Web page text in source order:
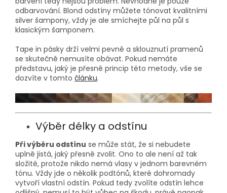
odbarvování. Blond odstíny můžete tónovat kvalitními
silver šampony, vždy je ale smíchejte půl na půl s
klasickým šamponem.
Tape in pásky drží velmi pevně a sklouznutí pramenů
se skutečně nemusíte obávat. Pokud nemáte
představu, jaký je přesně princip této metody, vše se
dozvíte v tomto článku.
Výběr délky a odstínu
Při výběru odstínu se může stát, že si nebudete
uplně jistá, jaký přesně zvolit. Ono to ale není až tak
složité, protože nikdo nemá vlasy v jednom barevném
tónu. Vždy jde o několik podtónů, které dohromady
vytvoří vlastní odstín. Pokud tedy zvolíte odstín lehce